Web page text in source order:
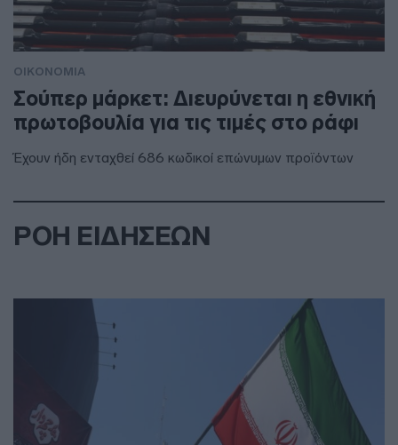
ΟΙΚΟΝΟΜΙΑ
Σούπερ μάρκετ: Διευρύνεται η εθνική
πρωτοβουλία για τις τιμές στο ράφι
Έχουν ήδη ενταχθεί 686 κωδικοί επώνυμων προϊόντων
ΡΟΗ ΕΙΔΗΣΕΩΝ